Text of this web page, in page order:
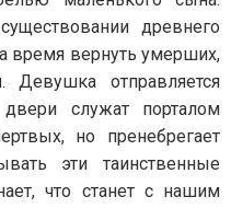
древнего
время вернуть умерших,
отправляется
служат порталом
но пренебрегает
эти таинственные
что станет с нашим